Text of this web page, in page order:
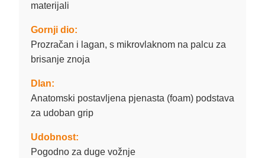
materijali
Gornji dio:
Prozračan i lagan, s mikrovlaknom na palcu za
brisanje znoja
Dlan:
Anatomski postavljena pjenasta (foam) podstava
za udoban grip
Udobnost:
Pogodno za duge vožnje